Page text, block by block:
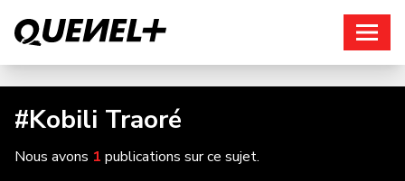
#Kobili Traoré
Nous avons 1 publications sur ce sujet.